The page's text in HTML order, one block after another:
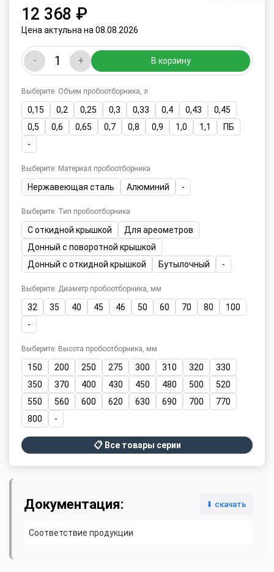
12 368 ₽
Цена актульна на 08.08.2026
- + В корзину
Выберите: Объем пробоотборника, л
0,15 0,2 0,25 0,3 0,33 0,4 0,43
0,45
0,5
0,6 0,65 0,7 0,8 0,9 1,0 1,1
ПБ
-
Выберите: Материал пробоотборника
Нержавеющая сталь Алюминий -
Выберите: Тип пробоотборника
С откидной крышкой
Для ареометров
Донный с поворотной крышкой
Донный с откидной крышкой
Бутылочный -
Выберите: Диаметр пробоотборника, мм
32 35 40 45 46 50 60 70 80
100
-
Выберите: Высота пробоотборника, мм
150 200 250 275 300 310 320
330
350
370 400 430 450 480 500
520
550
560 600 620 630 690 700
770
800
-
📋 Все товары серии
Документация: ⬇ скачать
Соответствие продукции